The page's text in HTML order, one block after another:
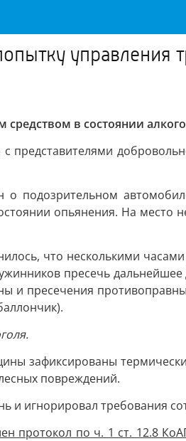
управления
в состоянии
представителями
подозрительном
опьянения. На место
что несколькими
пресечь
и пресечения
зафиксированы
повреждений.
и игнорировал требования
протокол по ч. 1 ст. 12.8